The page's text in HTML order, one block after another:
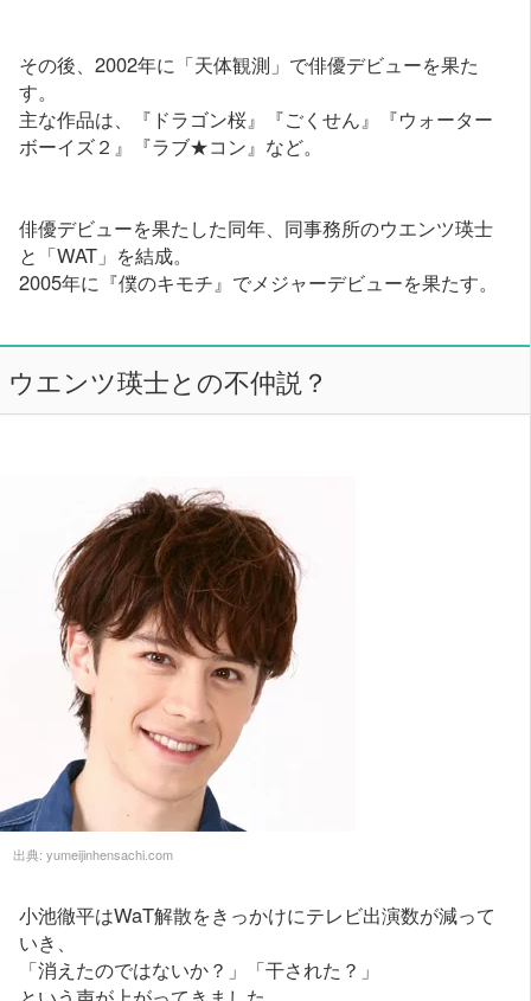
その後、2002年に「天体観測」で俳優デビューを果た
す。
主な作品は、『ドラゴン桜』『ごくせん』『ウォーター
ボーイズ２』『ラブ★コン』など。
俳優デビューを果たした同年、同事務所のウエンツ瑛士
と「WAT」を結成。
2005年に『僕のキモチ』でメジャーデビューを果たす。
ウエンツ瑛士との不仲説？
出典: yumeijinhensachi.com
小池徹平はWaT解散をきっかけにテレビ出演数が減って
いき、
「消えたのではないか？」「干された？」